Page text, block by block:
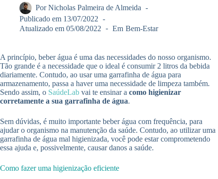
Por Nicholas Palmeira de Almeida
Publicado em 13/07/2022
Atualizado em 05/08/2022 Em Bem-Estar
A princípio, beber água é uma das necessidades do nosso organismo.
Tão grande é a necessidade que o ideal é consumir 2 litros da bebida
diariamente. Contudo, ao usar uma garrafinha de água para
armazenamento, passa a haver uma necessidade de limpeza também.
Sendo assim, o SaúdeLab vai te ensinar a como higienizar
corretamente a sua garrafinha de água.
Sem dúvidas, é muito importante beber água com frequência, para
ajudar o organismo na manutenção da saúde. Contudo, ao utilizar uma
garrafinha de água mal higienizada, você pode estar comprometendo
essa ajuda e, possivelmente, causar danos a saúde.
Como fazer uma higienização eficiente